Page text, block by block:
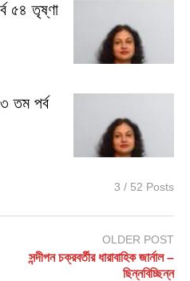
৫৪ তৃষ্ণা
তম পর্ব
3 / 52 Posts
OLDER POST
সন্দীপন চক্রবর্তীর ধারাবাহিক জার্নাল –
ছিন্নবিচ্ছিন্ন